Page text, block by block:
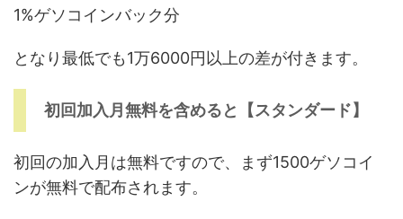
1%ゲソコインバック分
となり最低でも1万6000円以上の差が付きます。
初回加入月無料を含めると【スタンダード】
初回の加入月は無料ですので、まず1500ゲソコイ
ンが無料で配布されます。